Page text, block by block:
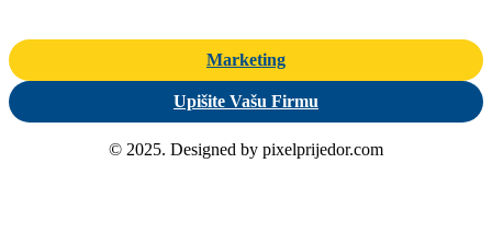
Marketing
Upišite Vašu Firmu
© 2025. Designed by pixelprijedor.com